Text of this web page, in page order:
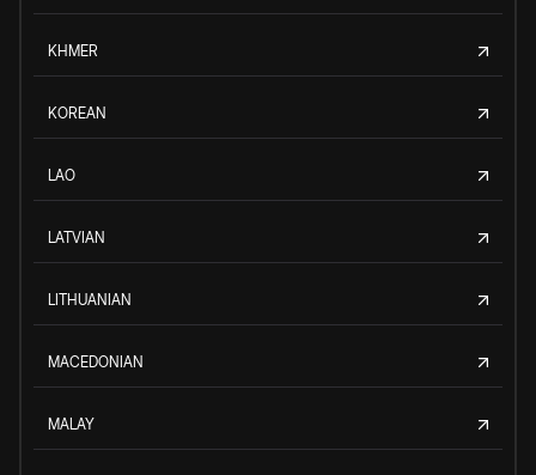
KHMER
KOREAN
LAO
LATVIAN
LITHUANIAN
MACEDONIAN
MALAY